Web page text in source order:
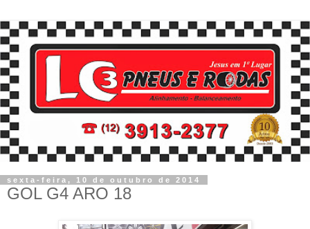
sexta-feira, 10 de outubro de 2014
GOL G4 ARO 18